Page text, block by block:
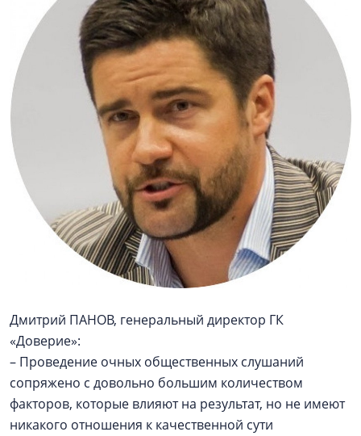
Дмитрий ПАНОВ, генеральный директор ГК
«Доверие»:
– Проведение очных общественных слушаний
сопряжено с довольно большим количеством
факторов, которые влияют на результат, но не имеют
никакого отношения к качественной сути